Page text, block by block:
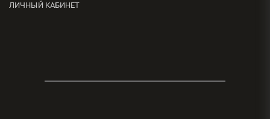
ЛИЧНЫЙ КАБИНЕТ